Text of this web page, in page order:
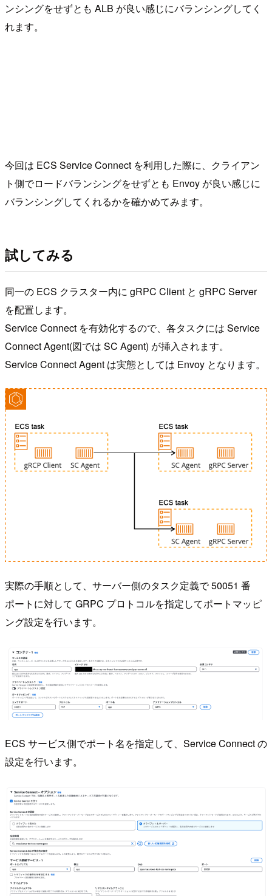
ンシングをせずとも ALB が良い感じにバランシングしてく
れます。
今回は ECS Service Connect を利用した際に、クライアン
ト側でロードバランシングをせずとも Envoy が良い感じに
バランシングしてくれるかを確かめてみます。
試してみる
同一の ECS クラスター内に gRPC Client と gRPC Server
を配置します。
Service Connect を有効化するので、各タスクには Service
Connect Agent(図では SC Agent) が挿入されます。
Service Connect Agent は実態としては Envoy となります。
実際の手順として、サーバー側のタスク定義で 50051 番
ポートに対して GRPC プロトコルを指定してポートマッピ
ング設定を行います。
ECS サービス側でポート名を指定して、Service Connect の
設定を行います。